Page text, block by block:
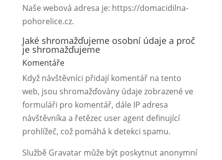
Naše webová adresa je: https://domacidilna-
pohorelice.cz.
Jaké shromažďujeme osobní údaje a proč
je shromažďujeme
Komentáře
Když návštěvníci přidají komentář na tento
web, jsou shromažďovány údaje zobrazené ve
formuláři pro komentář, dále IP adresa
návštěvníka a řetězec user agent definující
prohlížeč, což pomáhá k detekci spamu.
Službě Gravatar může být poskytnut anonymní